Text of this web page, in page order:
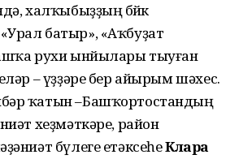
халҡыбыҙҙың бөйөк
батыр», «Аҡбуҙат
рухи ынйылары тыуған
– үҙҙәре бер айырым шәхес.
ҡатын –Башҡортостандың
хеҙмәткәре, район
бүлеге етәксеһеКлара